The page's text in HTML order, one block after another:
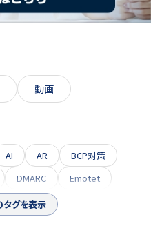
動画
AI AR
BCP対策
DMARC
Emotet
GoogleWorkspace
タグを表示